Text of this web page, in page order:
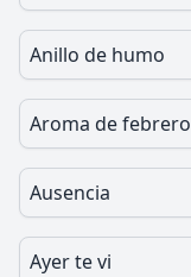
Anillo de humo
Aroma de febrero
Ausencia
Ayer te vi